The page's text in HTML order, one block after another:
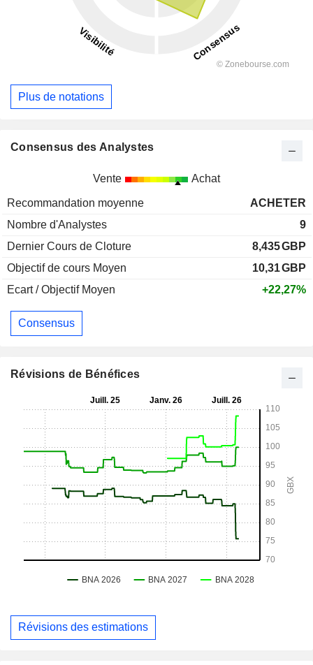
Plus de notations
Consensus des Analystes
Vente Achat
Recommandation moyenne
ACHETER
Nombre d'Analystes
9
Dernier Cours de Cloture
8,435GBP
Objectif de cours Moyen
10,31GBP
Ecart / Objectif Moyen
+22,27%
Consensus
Révisions de Bénéfices
Révisions des estimations